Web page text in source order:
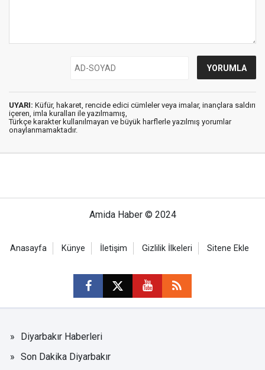
UYARI: Küfür, hakaret, rencide edici cümleler veya imalar, inançlara saldırı
içeren, imla kuralları ile yazılmamış,
Türkçe karakter kullanılmayan ve büyük harflerle yazılmış yorumlar
onaylanmamaktadır.
Amida Haber © 2024
Anasayfa Künye İletişim Gizlilik İlkeleri Sitene Ekle
Diyarbakır Haberleri
Son Dakika Diyarbakır